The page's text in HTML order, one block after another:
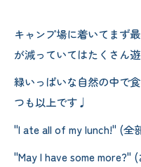
キャンプ場に着いてまず
が減っていてはたくさん遊
緑いっぱいな自然の中で
つも以上です♩
"I ate all of my lunch!" (全
"May I have some more?"